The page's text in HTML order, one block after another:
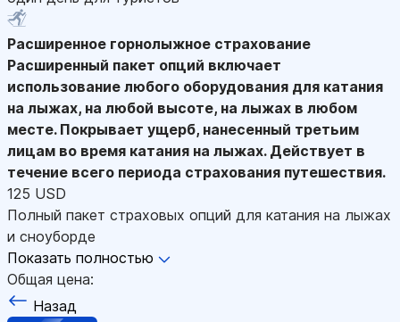
Расширенное горнолыжное страхование
Расширенный пакет опций включает
использование любого оборудования для катания
на лыжах, на любой высоте, на лыжах в любом
месте. Покрывает ущерб, нанесенный третьим
лицам во время катания на лыжах. Действует в
течение всего периода страхования путешествия.
125 USD
Полный пакет страховых опций для катания на лыжах
и сноуборде
Показать полностью
Общая цена:
Назад